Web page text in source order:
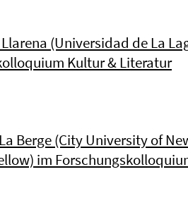
(Universidad de La
Kultur & Literatur
Berge (City University of
im